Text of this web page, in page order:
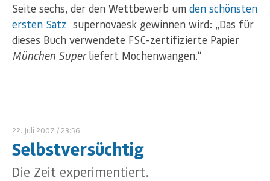
Seite sechs, der den Wettbewerb um den schönsten
ersten Satz supernovaesk gewinnen wird: „Das für
dieses Buch verwendete FSC-zertifizierte Papier
München Superliefert Mochenwangen.“
22. Juli 2007 / 23:56
Selbstversüchtig
Die Zeit experimentiert.